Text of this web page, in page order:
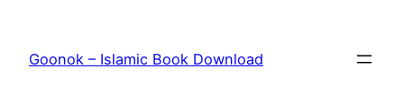
content
Goonok – Islamic Book Download